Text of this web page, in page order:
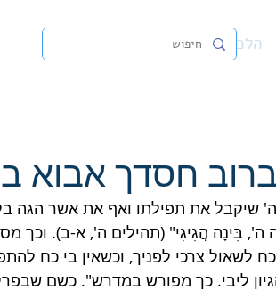
נ"ך הלכה
חסדך אבוא
את תפילתו ואף את אשר הגה
ה', בִּינָה הֲגִיגִי" (תהילים ה', א-ב). וכך
לשאול צרכי לפניך, וכשאין בי כח
ליבי. כך מפורש במדרש". כשם